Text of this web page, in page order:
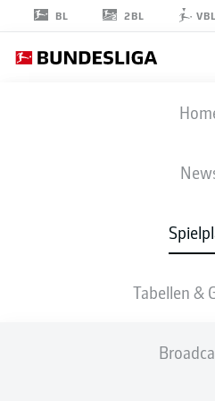
BL 2BL VBL
Tabellen &
FIFA
ESP-
3